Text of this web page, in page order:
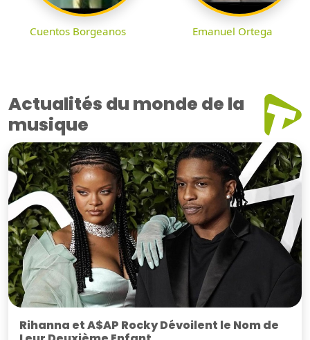
Cuentos Borgeanos Emanuel Ortega
Actualités du monde de la
musique
Rihanna et A$AP Rocky Dévoilent le Nom de